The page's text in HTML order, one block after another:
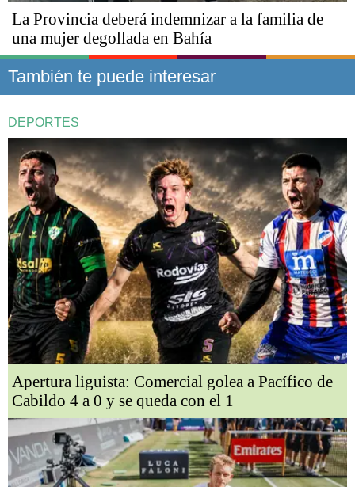
La Provincia deberá indemnizar a la familia de
una mujer degollada en Bahía
También te puede interesar
DEPORTES
Apertura liguista: Comercial golea a Pacífico de
Cabildo 4 a 0 y se queda con el 1